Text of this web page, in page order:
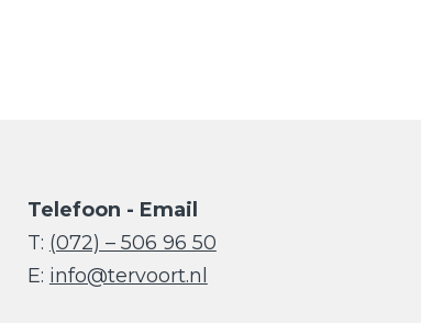
Telefoon - Email
T: (072) – 506 96 50
E: info@tervoort.nl